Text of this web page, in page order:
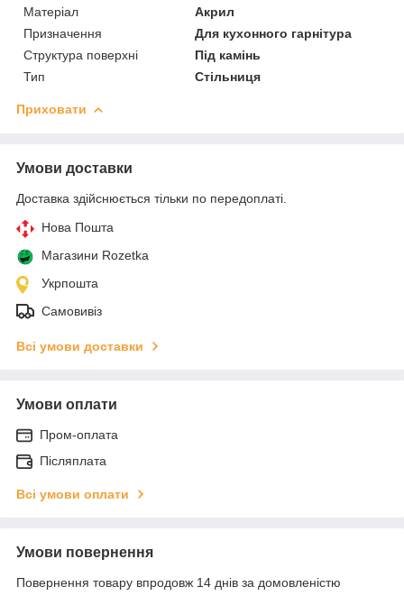
Матеріал
Акрил
Призначення
Для кухонного гарнітура
Структура поверхні
Під камінь
Тип
Стільниця
Приховати
Умови доставки
Доставка здійснюється тільки по передоплаті.
Нова Пошта
Магазини Rozetka
Укрпошта
Самовивіз
Всі умови доставки
Умови оплати
Пром-оплата
Післяплата
Всі умови оплати
Умови повернення
Повернення товару впродовж 14 днів за домовленістю